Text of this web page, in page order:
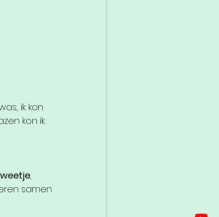
ik kon
kon ik
,
samen